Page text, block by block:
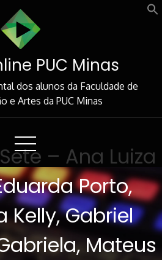
PUC Minas
dos alunos da Faculdade de
e Artes da PUC Minas
– Ana Luiza
Porto,
Kelly, Gabriel
Mateus